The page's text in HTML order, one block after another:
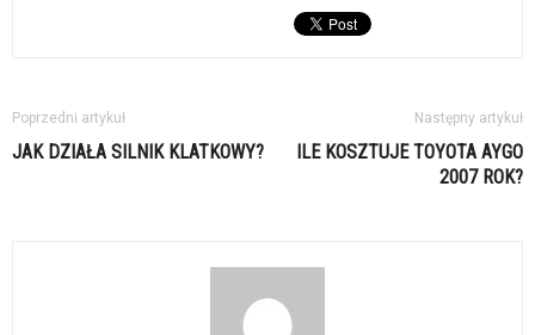
Poprzedni artykuł
JAK DZIAŁA SILNIK KLATKOWY?
Następny artykuł
ILE KOSZTUJE TOYOTA AYGO
2007 ROK?